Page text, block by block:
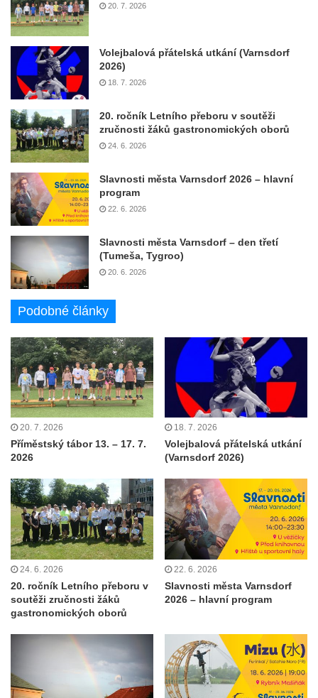
20. 7. 2026
Volejbalová přátelská utkání (Varnsdorf
2026)
18. 7. 2026
20. ročník Letního přeboru v soutěži
zručnosti žáků gastronomických oborů
24. 6. 2026
Slavnosti města Varnsdorf 2026 – hlavní
program
22. 6. 2026
Slavnosti města Varnsdorf – den třetí
(Tumeša, Tygroo)
20. 6. 2026
Podobné články
20. 7. 2026
Příměstský tábor 13. – 17. 7.
2026
18. 7. 2026
Volejbalová přátelská utkání
(Varnsdorf 2026)
24. 6. 2026
20. ročník Letního přeboru v
soutěži zručnosti žáků
gastronomických oborů
22. 6. 2026
Slavnosti města Varnsdorf
2026 – hlavní program